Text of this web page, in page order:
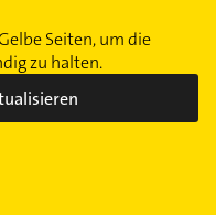
Seiten, um die
zu halten.